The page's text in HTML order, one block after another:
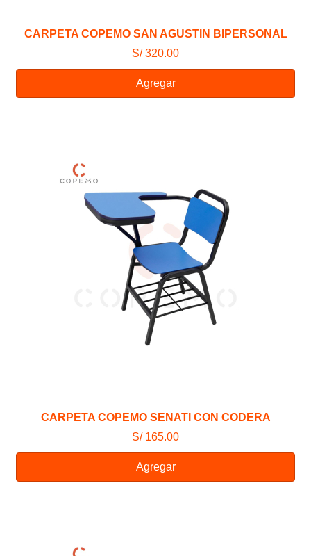
CARPETA COPEMO SAN AGUSTIN BIPERSONAL
S/ 320.00
Agregar
CARPETA COPEMO SENATI CON CODERA
S/ 165.00
Agregar